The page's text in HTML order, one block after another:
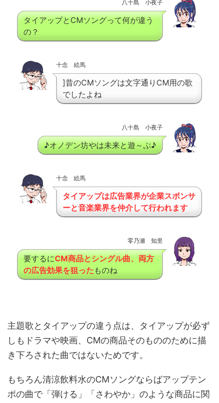
八十島 小夜子
タイアップとCMソングって何が違う
の？
十念 絵馬
]昔のCMソングは文字通りCM用の歌
でしたよね
八十島 小夜子
♪オノデン坊やは未来と遊～ぶ♪
十念 絵馬
タイアップは広告業界が企業スポンサ
ーと音楽業界を仲介して行われます
零乃瀬 知里
要するにCM商品とシングル曲、両方
の広告効果を狙った ものね
主題歌とタイアップの違う点は、タイアップが必ず
しもドラマや映画、CMの商品そのもののために描
き下ろされた曲ではないためです。
もちろん清涼飲料水のCMソングならばアップテン
ポの曲で「弾ける」「さわやか」のような商品に関